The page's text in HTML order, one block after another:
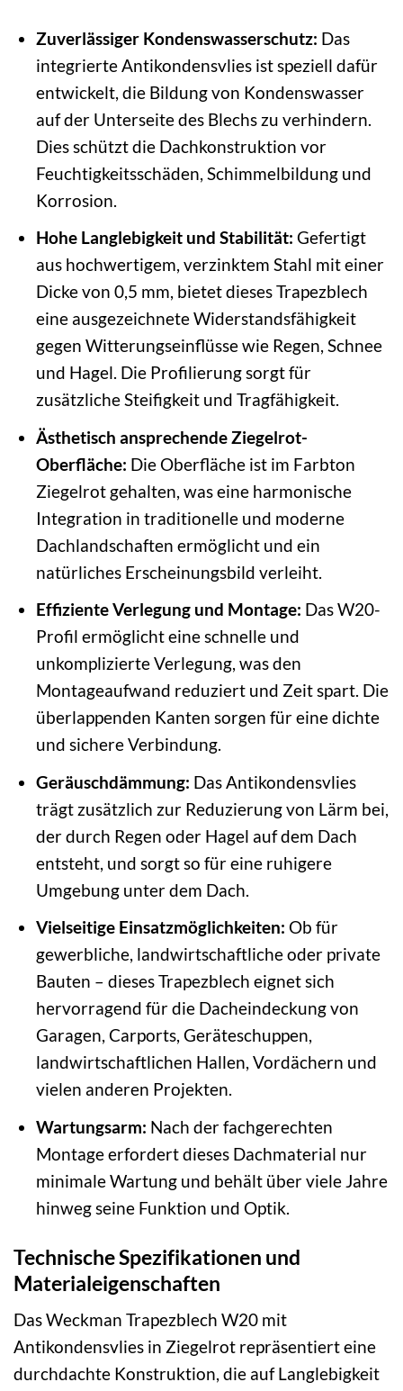
Zuverlässiger Kondenswasserschutz: Das
integrierte Antikondensvlies ist speziell dafür
entwickelt, die Bildung von Kondenswasser
auf der Unterseite des Blechs zu verhindern.
Dies schützt die Dachkonstruktion vor
Feuchtigkeitsschäden, Schimmelbildung und
Korrosion.
Hohe Langlebigkeit und Stabilität: Gefertigt
aus hochwertigem, verzinktem Stahl mit einer
Dicke von 0,5 mm, bietet dieses Trapezblech
eine ausgezeichnete Widerstandsfähigkeit
gegen Witterungseinflüsse wie Regen, Schnee
und Hagel. Die Profilierung sorgt für
zusätzliche Steifigkeit und Tragfähigkeit.
Ästhetisch ansprechende Ziegelrot-
Oberfläche: Die Oberfläche ist im Farbton
Ziegelrot gehalten, was eine harmonische
Integration in traditionelle und moderne
Dachlandschaften ermöglicht und ein
natürliches Erscheinungsbild verleiht.
Effiziente Verlegung und Montage: Das W20-
Profil ermöglicht eine schnelle und
unkomplizierte Verlegung, was den
Montageaufwand reduziert und Zeit spart. Die
überlappenden Kanten sorgen für eine dichte
und sichere Verbindung.
Geräuschdämmung: Das Antikondensvlies
trägt zusätzlich zur Reduzierung von Lärm bei,
der durch Regen oder Hagel auf dem Dach
entsteht, und sorgt so für eine ruhigere
Umgebung unter dem Dach.
Vielseitige Einsatzmöglichkeiten: Ob für
gewerbliche, landwirtschaftliche oder private
Bauten – dieses Trapezblech eignet sich
hervorragend für die Dacheindeckung von
Garagen, Carports, Geräteschuppen,
landwirtschaftlichen Hallen, Vordächern und
vielen anderen Projekten.
Wartungsarm: Nach der fachgerechten
Montage erfordert dieses Dachmaterial nur
minimale Wartung und behält über viele Jahre
hinweg seine Funktion und Optik.
Technische Spezifikationen und
Materialeigenschaften
Das Weckman Trapezblech W20 mit
Antikondensvlies in Ziegelrot repräsentiert eine
durchdachte Konstruktion, die auf Langlebigkeit